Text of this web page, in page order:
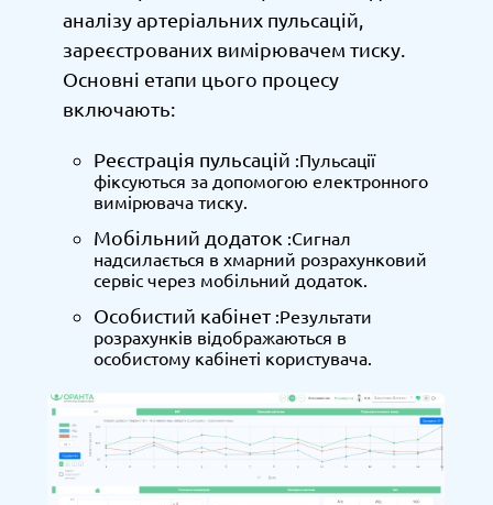
аналізу артеріальних пульсацій,
зареєстрованих вимірювачем тиску.
Основні етапи цього процесу
включають:
Реєстрація пульсацій :Пульсації
фіксуються за допомогою електронного
вимірювача тиску.
Мобільний додаток :Сигнал
надсилається в хмарний розрахунковий
сервіс через мобільний додаток.
Особистий кабінет:Результати
розрахунків відображаються в
особистому кабінеті користувача.